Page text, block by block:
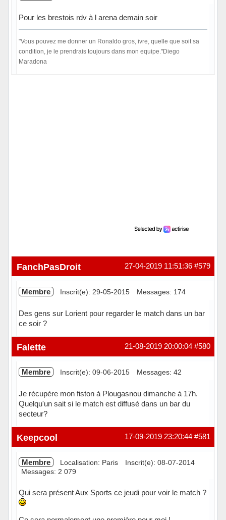
Pour les brestois rdv à l arena demain soir
"Vous pouvez me donner un Ronaldo gros, ivre, quelle que soit sa
condition, je le prendrais toujours dans mon equipe."Diego
Maradona
#579
27-04-2019 11:51:36
FanchPasDroit
Membre Inscrit(e): 29-05-2015 Messages: 174
Des gens sur Lorient pour regarder le match dans un bar
ce soir ?
Hors ligne #580
21-08-2019 20:00:04
Falette
Membre Inscrit(e): 09-06-2015 Messages: 42
Je récupère mon fiston à Plougasnou dimanche à 17h.
Quelqu'un sait si le match est diffusé dans un bar du
secteur?
Hors ligne #581
17-09-2019 23:20:44
Keepcool
Membre Localisation: Paris
Inscrit(e): 08-07-2014
Messages: 2 079
Qui sera présent Aux Sports ce jeudi pour voir le match ?